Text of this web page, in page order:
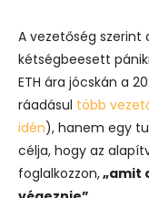
A vezetőség szerint
kétségbeesett
ETH ára jócskán a
ráadásul több
idén), hanem egy
célja, hogy az
foglalkozzon,„amit